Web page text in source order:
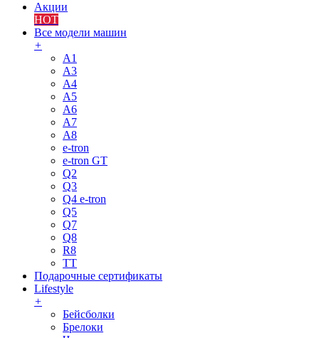
Акции
HOT
Все модели машин
+
A1
A3
A4
A5
A6
A7
A8
e-tron
e-tron GT
Q2
Q3
Q4 e-tron
Q5
Q7
Q8
R8
TT
Подарочные сертификаты
Lifestyle
+
Бейсболки
Брелоки